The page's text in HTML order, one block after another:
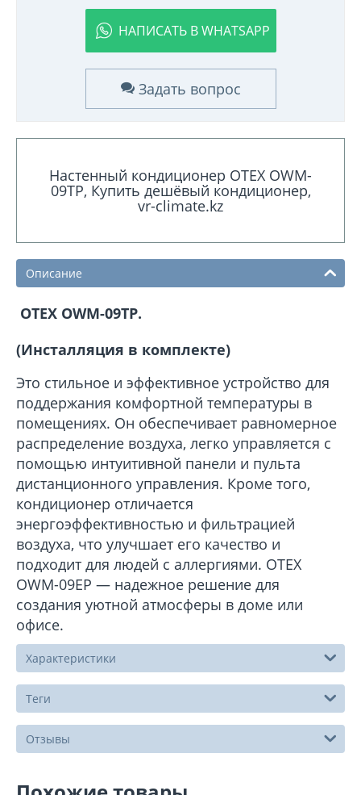
НАПИСАТЬ В WHATSAPP
Задать вопрос
Настенный кондиционер OTEX OWM-
09TP, Купить дешёвый кондиционер,
vr-climate.kz
Описание
OTEX OWM-09TP.
(Инсталляция в комплекте)
Это стильное и эффективное устройство для
поддержания комфортной температуры в
помещениях. Он обеспечивает равномерное
распределение воздуха, легко управляется с
помощью интуитивной панели и пульта
дистанционного управления. Кроме того,
кондиционер отличается
энергоэффективностью и фильтрацией
воздуха, что улучшает его качество и
подходит для людей с аллергиями. OTEX
OWM-09ЕP — надежное решение для
создания уютной атмосферы в доме или
офисе.
Характеристики
Теги
Отзывы